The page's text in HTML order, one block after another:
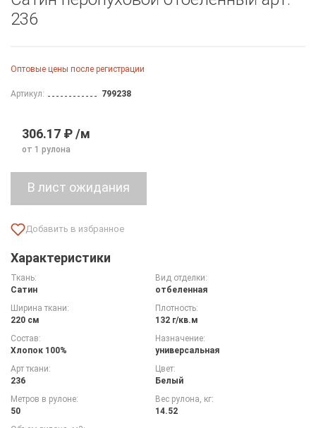
236
Оптовые цены после регистрации
Артикул: 799238
306.17 ₽ /м
от 1 рулона
Характеристики
Ткань:
Сатин
Вид отделки:
отбеленная
Ширина ткани:
220 см
Плотность:
132 г/кв.м
Состав:
Хлопок 100%
Назначение:
универсальная
Арт ткани:
236
Цвет:
Белый
Метров в рулоне:
50
Вес рулона, кг:
14.52